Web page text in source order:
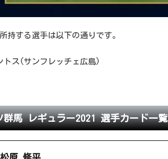
持する選手は以下の通りです。
トス(サンフレッチェ広島)
群馬 レギュラー2021 選手カード一覧